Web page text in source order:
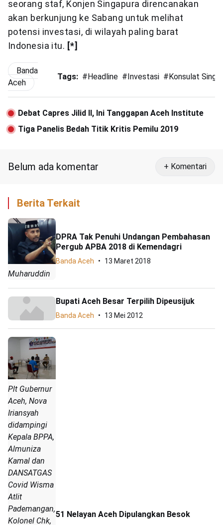
seorang staf, Konjen Singapura direncanakan
akan berkunjung ke Sabang untuk melihat
potensi investasi, di wilayah paling barat
Indonesia itu. [*]
Banda
Aceh
Tags: # Headline # Investasi # Konsulat
Debat Capres Jilid II, Ini Tanggapan Aceh Institute
Tiga Panelis Bedah Titik Kritis Pemilu 2019
Belum ada komentar + Komentari
Berita Terkait
Muharuddin
DPRA Tak Penuhi Undangan Pembahasan
Pergub APBA 2018 di Kemendagri
Banda Aceh 13 Maret 2018
Bupati Aceh Besar Terpilih Dipeusijuk
Banda Aceh 13 Mei 2012
Plt Gubernur
Aceh, Nova
Iriansyah
didampingi
Kepala BPPA,
Almuniza
Kamal dan
DANSATGAS
Covid Wisma
Atlit
Pademangan,
Kolonel Chk,
51 Nelayan Aceh Dipulangkan Besok